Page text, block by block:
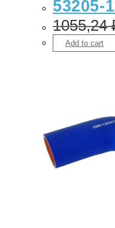
53205-
1055,24
Add to cart